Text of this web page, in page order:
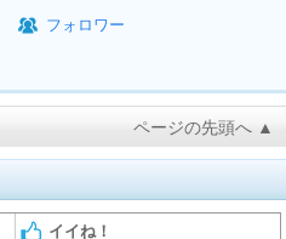
フォロワー
ページの先頭へ ▲
イイね！